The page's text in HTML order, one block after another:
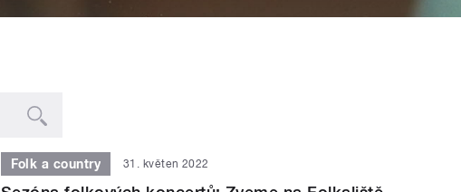
Folk a country 31. květen 2022